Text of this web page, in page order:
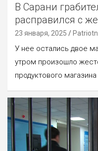
В Сарани
расправился с
23 января, 2025
У нее остались двое
утром произошло
продуктового магазина